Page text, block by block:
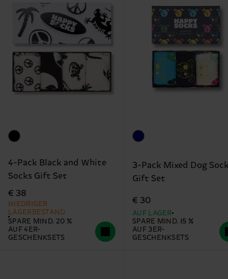
4-Pack Black and White
Socks Gift Set
€ 38
NIEDRIGER
LAGERBESTAND
SPARE MIND. 20 %
AUF 4ER-
GESCHENKSETS
3-Pack Mixed Dog
Gift Set
€ 30
AUF LAGER
SPARE MIND. 15 %
AUF 3ER-
GESCHENKSETS